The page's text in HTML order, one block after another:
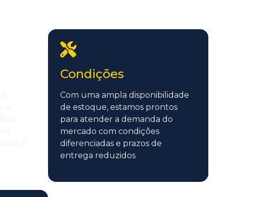
Condições
Com uma ampla disponibilidade
de estoque, estamos prontos
para atender a demanda do
mercado com condições
diferenciadas e prazos de
entrega reduzidos